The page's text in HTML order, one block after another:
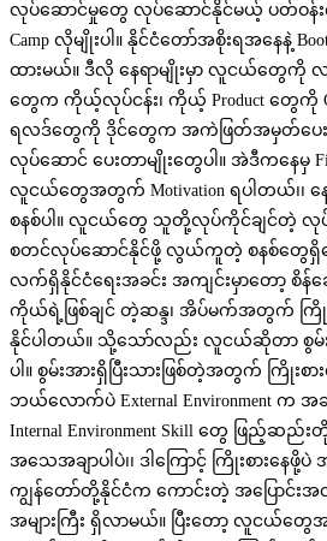
လုပ်ဆောင်မှုတွေ လုပ်ဆောင်နိုင်မယ့် ပတ်ဝန်းကျ
Camp လိုမျိုးပါ။ နိုင်ငံတော်အစိုးရအနေနဲ့ Boot
ထားမယ်။ ဒီလို နေရာမျိုးမှာ လူငယ်တွေကို
တွေက ကိုယ့်လုပ်ငန်း၊ ကိုယ့် Product တွေကို
ရလဒ်တွေကို ဒိုင်တွေက အကဲဖြတ်အမှတ်ပေး
လုပ်ဆောင် ပေးတာမျိုးတွေပါ။ အဲဒီကနေမှ
လူငယ်တွေအတွက် Motivation ရပါတယ်၊၊ နေ
စနစ်ပါ။ လူငယ်တွေ သူတို့လုပ်ကိုင်ချင်တဲ့ လု
စတင်လုပ်ဆောင်နိုင်ဖို့ လွယ်ကူတဲ့ စနစ်တွေရှိန
လက်ရှိနိုင်ငံရေးအခင်း အကျင်းမှာတော့ စိန်ခ
ကိုယ်ရဲ့ဖြစ်ချင် တဲ့ဆန္ဒ၊ အိပ်မက်အတွက် ကြိုး
နိုင်ပါတယ်။ သို့သော်လည်း လူငယ်ဆိုတာ စွမ်
ပါ။ စွမ်းအားရှိပြီးသားဖြစ်တဲ့အတွက် ကြိုးစ
ဘယ်လောက်ပဲ External Environment က
Internal Environment Skill တွေ ဖြည့်ဆည်း
အသေအချာပါပဲ၊၊ ဒါကြောင့် ကြိုးစားနေဖို့ပဲ
ကျွန်တော်တို့နိုင်ငံက ကောင်းတဲ့ အပြောင်
အများကြီး ရှိလာမယ်။ ပြီးတော့ လူငယ်